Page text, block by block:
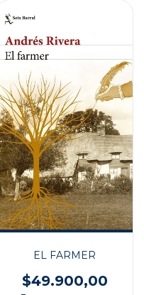
EL FARMER
$49.900,00